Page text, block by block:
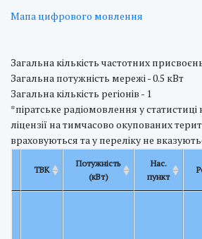
Мапа цифрового мовлення
Загальна кількість частотних
Загальна потужність мережі - 0.5 кВт
Загальна кількість регіонів - 1
*піратське радіомовлення у статистиці
ліцензії на тимчасово окупованих
враховуються та у переліку не
ТВК
Потужність
(кВт)
Нас.
пункт